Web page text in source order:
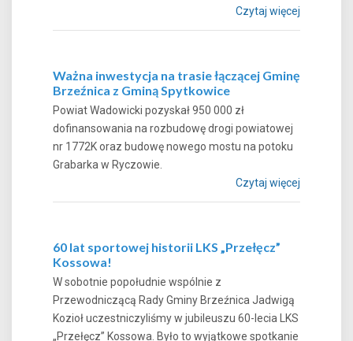
Czytaj więcej
Ważna inwestycja na trasie łączącej Gminę
Brzeźnica z Gminą Spytkowice
Powiat Wadowicki pozyskał 950 000 zł
dofinansowania na rozbudowę drogi powiatowej
nr 1772K oraz budowę nowego mostu na potoku
Grabarka w Ryczowie.
Czytaj więcej
60 lat sportowej historii LKS „Przełęcz”
Kossowa!
W sobotnie popołudnie wspólnie z
Przewodniczącą Rady Gminy Brzeźnica Jadwigą
Kozioł uczestniczyliśmy w jubileuszu 60-lecia LKS
„Przełęcz” Kossowa. Było to wyjątkowe spotkanie